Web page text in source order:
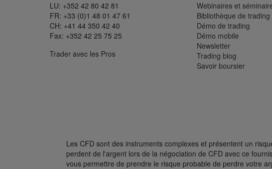
LU: +352 42 80 42 81
FR: +33 (0)1 48 01 47 61
CH: +41 44 350 42 40
Fax: +352 42 25 75 25
Trader avec les Pros
Webinaires et
Bibliothèque de trading
Démo de trading
Démo mobile
Newsletter
Trading blog
Savoir boursier
Les CFD sont des instruments complexes et présentent un
perdent de l'argent lors de la négociation de CFD avec ce
vous permettre de prendre le risque probable de perdre votre